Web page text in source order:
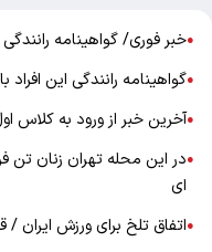
●خبر فوری/ گواهینامه
●گواهینامه رانندگی این
●آخرین خبر از ورود به کلاس اول دبستان
●در این محله تهران زنان
ای
●اتفاق تلخ برای ورزش ایران